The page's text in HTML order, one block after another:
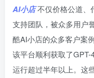
AI小店不仅价格公道、
支持团队，被众多用户
酷AI小店的众多客户案
该平台顺利获取了
运行超过半年以上。这